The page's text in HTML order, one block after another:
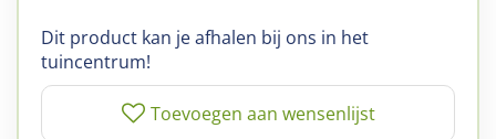
Dit product kan je afhalen bij ons in het
tuincentrum!